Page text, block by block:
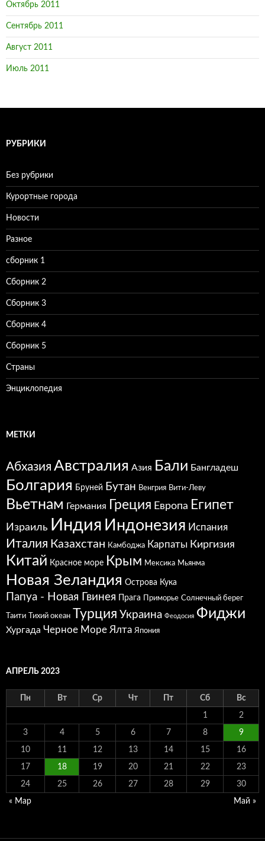
Октябрь 2011
Сентябрь 2011
Август 2011
Июль 2011
РУБРИКИ
Без рубрики
Курортные города
Новости
Разное
сборник 1
Сборник 2
Сборник 3
Сборник 4
Сборник 5
Страны
Энциклопедия
МЕТКИ
Абхазия Австралия Азия Бали Бангладеш
Болгария Бруней Бутан Венгрия Вити-Леву
Вьетнам Германия Греция Европа Египет
Израиль Индия Индонезия Испания
Италия Казахстан Камбоджа Карпаты Киргизия
Китай Красное море Крым Мексика Мьянма
Новая Зеландия Острова Кука
Папуа - Новая Гвинея Прага Приморье Солнечный берег
Таити Тихий океан Турция Украина Феодосия Фиджи
Хургада Черное Море Ялта Япония
АПРЕЛЬ 2023
Пн Вт Ср Чт Пт Сб Вс
1 2
3 4 5 6 7 8 9
10 11 12 13 14 15 16
17 18 19 20 21 22 23
24 25 26 27 28 29 30
« Мар Май »